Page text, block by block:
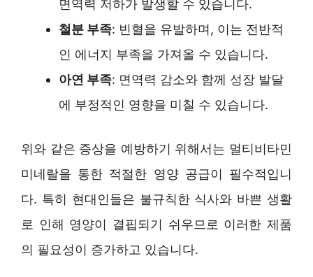
면역력 저하가 발생할 수 있습니다.
철분 부족: 빈혈을 유발하며, 이는 전반적
인 에너지 부족을 가져올 수 있습니다.
아연 부족: 면역력 감소와 함께 성장 발달
에 부정적인 영향을 미칠 수 있습니다.
위와 같은 증상을 예방하기 위해서는 멀티비타민
미네랄을 통한 적절한 영양 공급이 필수적입니
다. 특히 현대인들은 불규칙한 식사와 바쁜 생활
로 인해 영양이 결핍되기 쉬우므로 이러한 제품
의 필요성이 증가하고 있습니다.